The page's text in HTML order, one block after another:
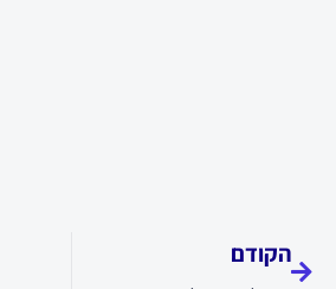
הקודם